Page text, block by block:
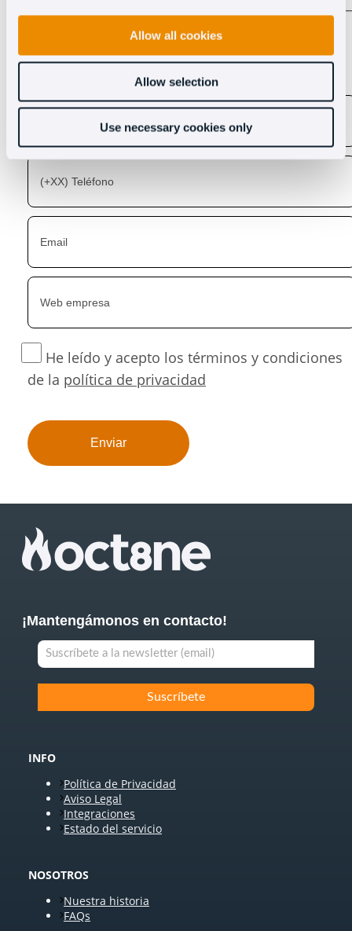
Allow all cookies
Allow selection
Use necessary cookies only
Descubre lo que Oct8ne
puede hacer por ti
He leído y acepto los términos y condiciones
de la política de privacidad
¡Mantengámonos en contacto!
INFO
Política de Privacidad
Aviso Legal
Integraciones
Estado del servicio
NOSOTROS
Nuestra historia
FAQs